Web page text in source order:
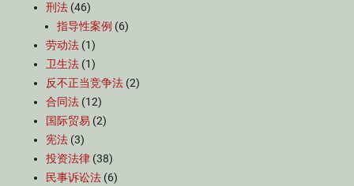
刑法 (46)
指导性案例 (6)
劳动法 (1)
卫生法 (1)
反不正当竞争法 (2)
合同法 (12)
国际贸易 (2)
宪法 (3)
投资法律 (38)
民事诉讼法 (6)